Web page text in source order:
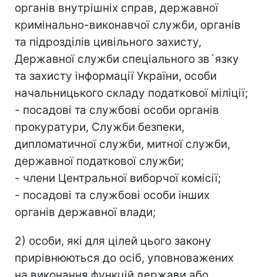
органів внутрішніх справ, державної
кримінально-виконавчої служби, органів
та підрозділів цивільного захисту,
Державної служби спеціального зв´язку
та захисту інформації України, особи
начальницького складу податкової міліції;
- посадові та службові особи органів
прокуратури, Служби безпеки,
дипломатичної служби, митної служби,
державної податкової служби;
- члени Центральної виборчої комісії;
- посадові та службові особи інших
органів державної влади;
2) особи, які для цілей цього закону
прирівнюються до осіб, уповноважених